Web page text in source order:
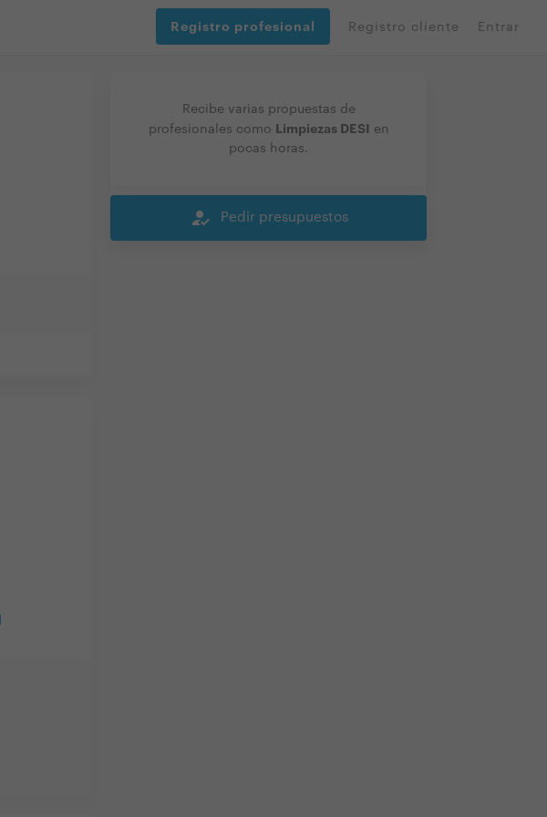
Registro profesional Registro cliente Entrar
Recibe varias propuestas de
profesionales como
Limpiezas DESI
en
pocas horas.
how_to_reg Pedir presupuestos